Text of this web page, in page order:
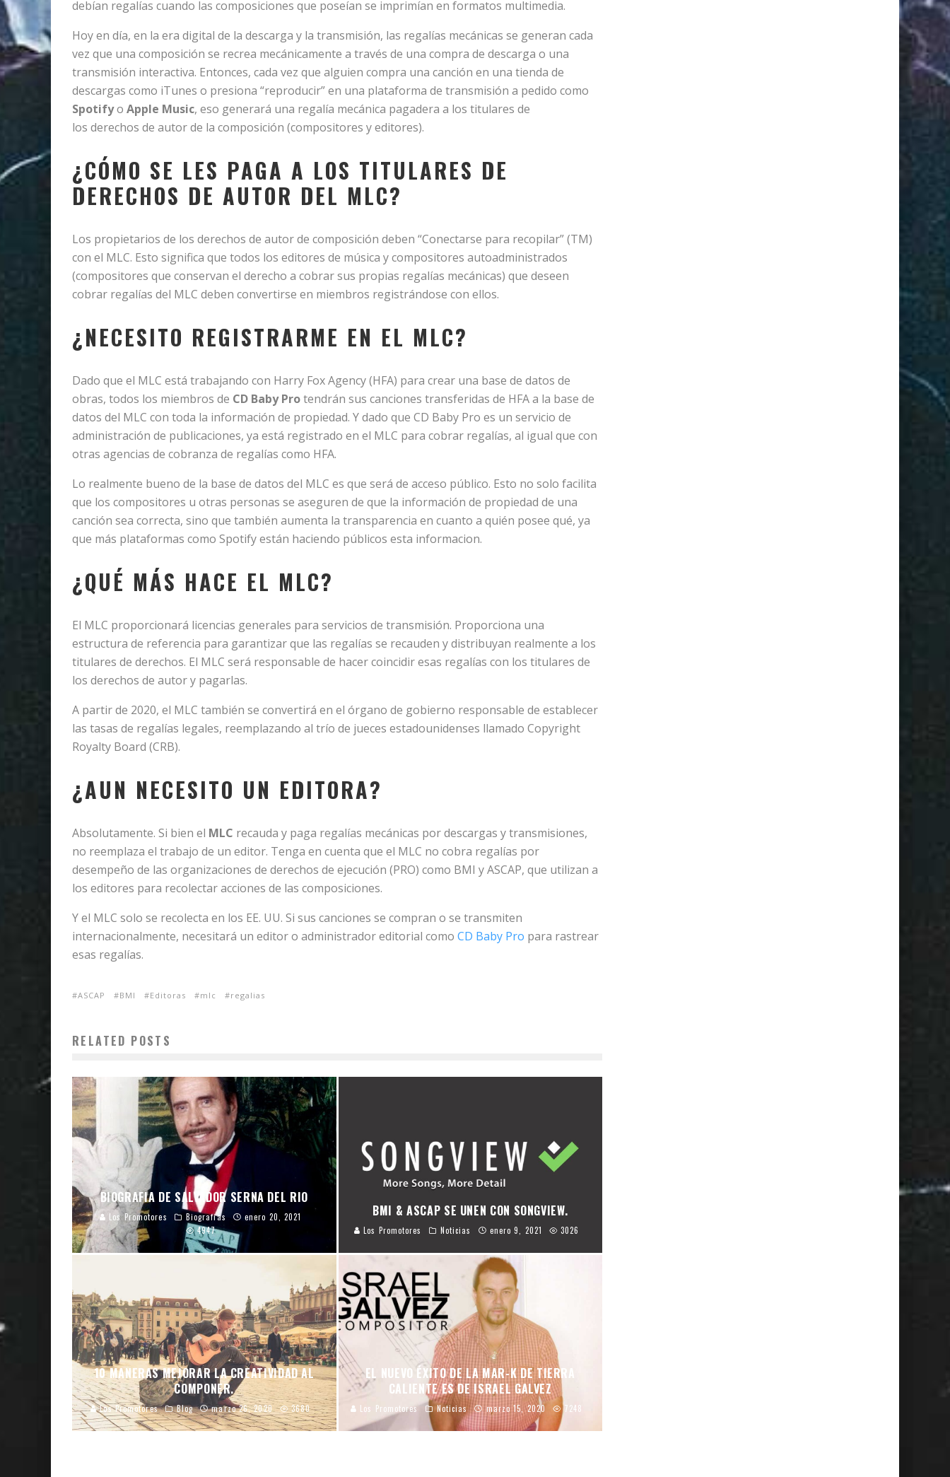
debían regalías cuando las composiciones que poseían se imprimían en formatos multimedia.
Hoy en día, en la era digital de la descarga y la transmisión, las regalías mecánicas se generan cada
vez que una composición se recrea mecánicamente a través de una compra de descarga o una
transmisión interactiva. Entonces, cada vez que alguien compra una canción en una tienda de
descargas como iTunes o presiona “reproducir” en una plataforma de transmisión a pedido como
Spotifyo Apple Music, eso generará una regalía mecánica pagadera a los titulares de
los derechos de autor de la composición (compositores y editores).
¿CÓMO SE LES PAGA A LOS TITULARES DE
DERECHOS DE AUTOR DEL MLC?
Los propietarios de los derechos de autor de composición deben “Conectarse para recopilar” (TM)
con el MLC. Esto significa que todos los editores de música y compositores autoadministrados
(compositores que conservan el derecho a cobrar sus propias regalías mecánicas) que deseen
cobrar regalías del MLC deben convertirse en miembros registrándose con ellos.
¿NECESITO REGISTRARME EN EL MLC?
Dado que el MLC está trabajando con Harry Fox Agency (HFA) para crear una base de datos de
obras, todos los miembros de CD Baby Protendrán sus canciones transferidas de HFA a la base de
datos del MLC con toda la información de propiedad. Y dado que CD Baby Pro es un servicio de
administración de publicaciones, ya está registrado en el MLC para cobrar regalías, al igual que con
otras agencias de cobranza de regalías como HFA.
Lo realmente bueno de la base de datos del MLC es que será de acceso público. Esto no solo facilita
que los compositores u otras personas se aseguren de que la información de propiedad de una
canción sea correcta, sino que también aumenta la transparencia en cuanto a quién posee qué, ya
que más plataformas como Spotify están haciendo públicos esta informacion.
¿QUÉ MÁS HACE EL MLC?
El MLC proporcionará licencias generales para servicios de transmisión. Proporciona una
estructura de referencia para garantizar que las regalías se recauden y distribuyan realmente a los
titulares de derechos. El MLC será responsable de hacer coincidir esas regalías con los titulares de
los derechos de autor y pagarlas.
A partir de 2020, el MLC también se convertirá en el órgano de gobierno responsable de establecer
las tasas de regalías legales, reemplazando al trío de jueces estadounidenses llamado Copyright
Royalty Board (CRB).
¿AUN NECESITO UN EDITORA?
Absolutamente. Si bien el MLC recauda y paga regalías mecánicas por descargas y transmisiones,
no reemplaza el trabajo de un editor. Tenga en cuenta que el MLC no cobra regalías por
desempeño de las organizaciones de derechos de ejecución (PRO) como BMI y ASCAP, que utilizan a
los editores para recolectar acciones de las composiciones.
Y el MLC solo se recolecta en los EE. UU. Si sus canciones se compran o se transmiten
internacionalmente, necesitará un editor o administrador editorial como CD Baby Pro para rastrear
esas regalías.
ASCAP BMI Editoras mlc regalias
RELATED POSTS
BIOGRAFIA DE SALVADOR SERNA DEL RIO
Los Promotores Biografias
enero 20, 2021
4947
BMI & ASCAP SE UNEN CON SONGVIEW.
Los Promotores Noticias enero 9, 2021 3026
10 MANERAS MEJORAR LA CREATIVIDAD AL
COMPONER.
Los Promotores Blog marzo 26, 2020 3680
EL NUEVO ÉXITO DE LA MAR-K DE TIERRA
CALIENTE ES DE ISRAEL GALVEZ
Los Promotores Noticias marzo 15, 2020 7248